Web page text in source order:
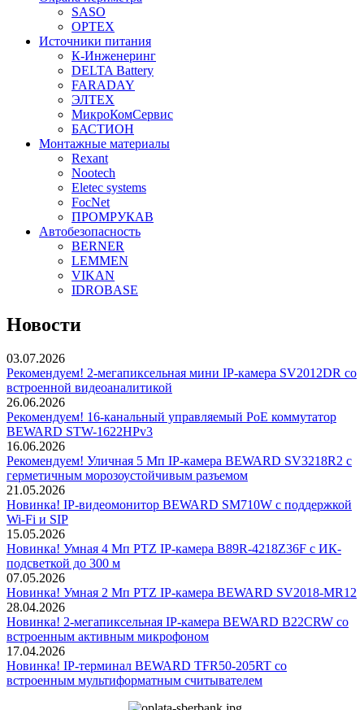
SASO
OPTEX
Источники питания
К-Инженеринг
DELTA Battery
FARADAY
ЭЛТЕХ
МикроКомСервис
БАСТИОН
Монтажные материалы
Rexant
Nootech
Eletec systems
FocNet
ПРОМРУКАВ
Автобезопасность
BERNER
LEMMEN
VIKAN
IDROBASE
Новости
03.07.2026
Рекомендуем! 2-мегапиксельная мини IP-камера SV2012DR со
встроенной видеоаналитикой
26.06.2026
Рекомендуем! 16-канальный управляемый PoE коммутатор
BEWARD STW-1622HPv3
16.06.2026
Рекомендуем! Уличная 5 Мп IP-камера BEWARD SV3218R2 с
герметичным морозоустойчивым разъемом
21.05.2026
Новинка! IP-видеомонитор BEWARD SM710W с поддержкой
Wi-Fi и SIP
15.05.2026
Новинка! Умная 4 Мп PTZ IP-камера B89R-4218Z36F с ИК-
подсветкой до 300 м
07.05.2026
Новинка! Умная 2 Мп PTZ IP-камера BEWARD SV2018-MR12
28.04.2026
Новинка! 2-мегапиксельная IP-камера BEWARD B22CRW со
встроенным активным микрофоном
17.04.2026
Новинка! IP-терминал BEWARD TFR50-205RT со
встроенным мультиформатным считывателем